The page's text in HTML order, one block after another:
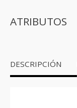
ATRIBUTOS
DESCRIPCIÓN